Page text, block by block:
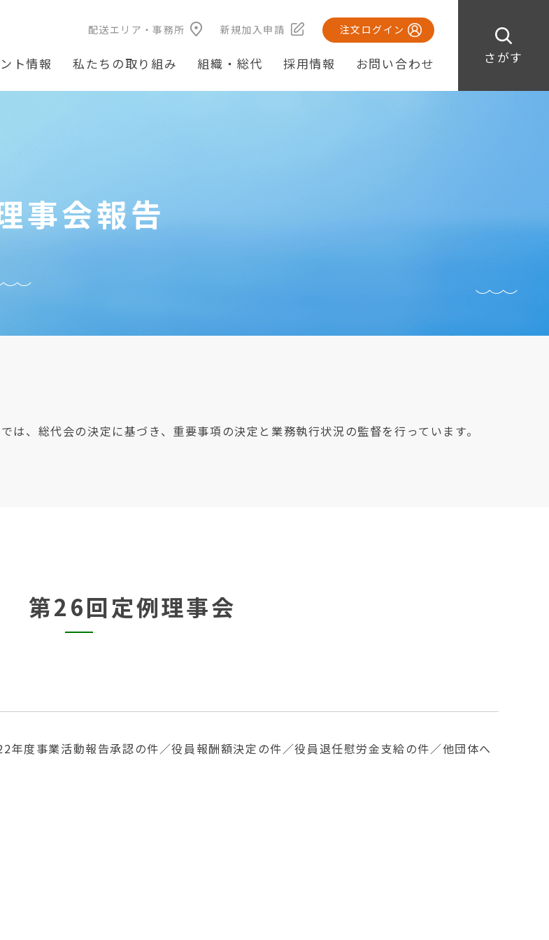
さがす
配送エリア・事務所 新規加入申請 注文ログイン
ト情報 私たちの取り組み 組織・総代 採用情報 お問い合わせ
事会報告
、総代会の決定に基づき、重要事項の決定と業務執行状況の監督を行っています。
第26回定例理事会
度事業活動報告承認の件／役員報酬額決定の件／役員退任慰労金支給の件／他団体へ